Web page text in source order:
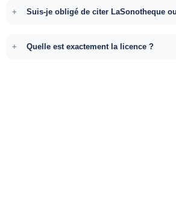
Suis-je obligé de citer LaSonotheque
Quelle est exactement la licence ?